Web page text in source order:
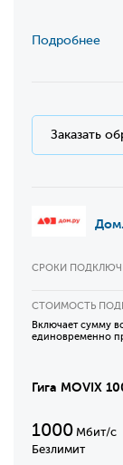
Подробнее
Заказать
СРОКИ
СТОИМОСТЬ
Включает сумму
единовременно
Гига MOVIX
1000 Мбит/с
Безлимит